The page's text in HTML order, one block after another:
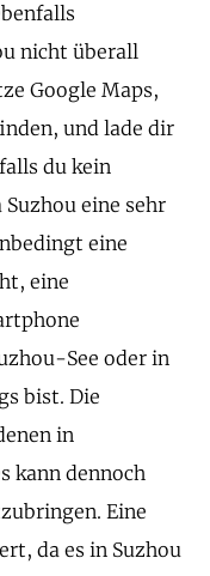
nicht überall
Google Maps,
und lade dir
du kein
eine sehr
eine
eine
See oder in
bist. Die
in
kann dennoch
Eine
da es in Suzhou